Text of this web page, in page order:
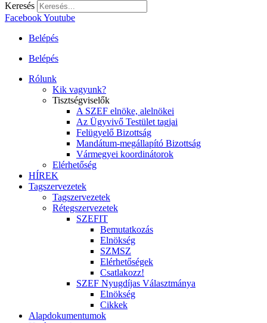
Keresés
FacebookYoutube
Belépés
Belépés
Rólunk
Kik vagyunk?
Tisztségviselők
A SZEF elnöke, alelnökei
Az Ügyvivő Testület tagjai
Felügyelő Bizottság
Mandátum-megállapító Bizottság
Vármegyei koordinátorok
Elérhetőség
HÍREK
Tagszervezetek
Tagszervezetek
Rétegszervezetek
SZEFIT
Bemutatkozás
Elnökség
SZMSZ
Elérhetőségek
Csatlakozz!
SZEF Nyugdíjas Választmánya
Elnökség
Cikkek
Alapdokumentumok